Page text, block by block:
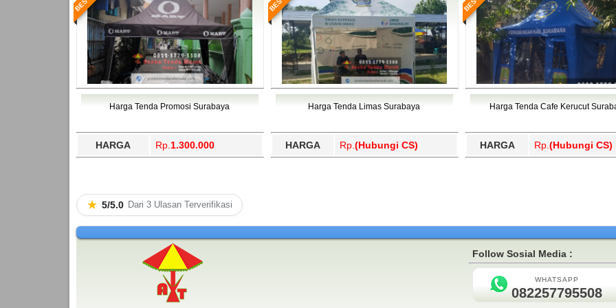
Harga Tenda Promosi Surabaya
HARGA Rp. 1.300.000
Harga Tenda Limas Surabaya
HARGA Rp. (Hubungi CS)
Harga Tenda Cafe Kerucut
HARGA Rp. (Hubungi CS)
★ 5/5.0 Dari 3 Ulasan Terverifikasi
Follow Sosial Media :
WHATSAPP
082257795508